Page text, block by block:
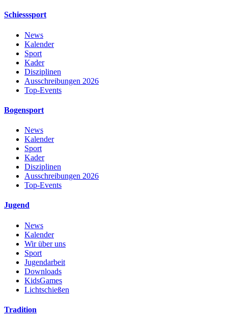
Schiesssport
News
Kalender
Sport
Kader
Disziplinen
Ausschreibungen 2026
Top-Events
Bogensport
News
Kalender
Sport
Kader
Disziplinen
Ausschreibungen 2026
Top-Events
Jugend
News
Kalender
Wir über uns
Sport
Jugendarbeit
Downloads
KidsGames
Lichtschießen
Tradition